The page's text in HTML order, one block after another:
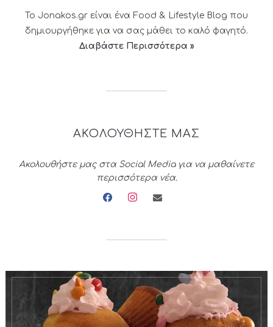
Το Jonakos.gr είναι ένα Food & Lifestyle Blog που
δημιουργήθηκε για να σας μάθει το καλό φαγητό.
Διαβάστε Περισσότερα »
ΑΚΟΛΟΥΘΗΣΤΕ ΜΑΣ
Ακολουθήστε μας στα Social Media για να μαθαίνετε
περισσότερα νέα.
facebookinstagramenvelope